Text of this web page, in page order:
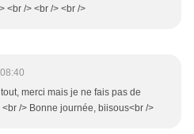
<br /> <br /> <br />
merci mais je ne fais pas de
<br /> Bonne journée, biisous<br />